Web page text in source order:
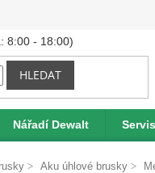
HLEDAT
Nářadí Dewalt Servis
Aku úhlové brusky